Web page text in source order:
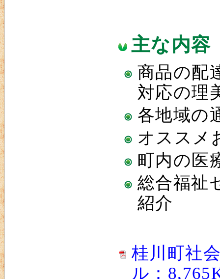
主な内容
商品の配
対応の理
各地域の
オススメ
町内の医
総合福祉
紹介
桂川町社
ル：